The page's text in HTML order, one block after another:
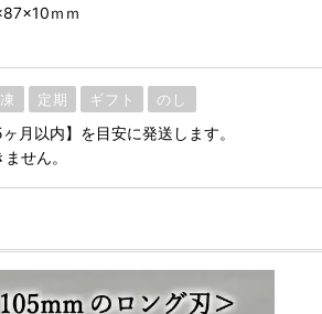
ｍｍ
定期 ギフト のし
月以内】を目安に発送します。
せん。